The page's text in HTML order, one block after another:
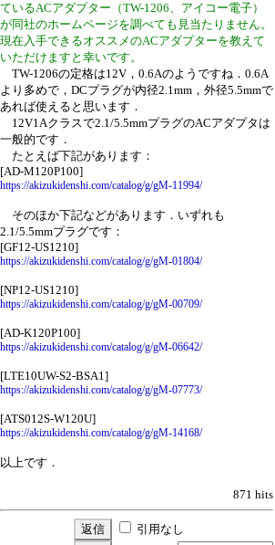
ているACアダプター（TW-1206、アイコー電子）
が同社のホームページを調べても見当たりません。
現在入手できるオススメのACアダプターを教えて
いただけますと幸いです。
TW-1206の定格は12V，0.6Aのようですね．0.6A
より多めで，DCプラグが内径2.1mm，外径5.5mmで
あれば使えると思います．
12V1Aクラスで2.1/5.5mmプラグのACアダプタは
一般的です．
たとえば下記があります：
[AD-M120P100]
https://akizukidenshi.com/catalog/g/gM-11994/
そのほか下記などがあります．いずれも
2.1/5.5mmプラグです：
[GF12-US1210]
https://akizukidenshi.com/catalog/g/gM-01804/
[NP12-US1210]
https://akizukidenshi.com/catalog/g/gM-00709/
[AD-K120P100]
https://akizukidenshi.com/catalog/g/gM-06642/
[LTE10UW-S2-BSA1]
https://akizukidenshi.com/catalog/g/gM-07773/
[ATS012S-W120U]
https://akizukidenshi.com/catalog/g/gM-14168/
以上です．
871 hits
引用なし